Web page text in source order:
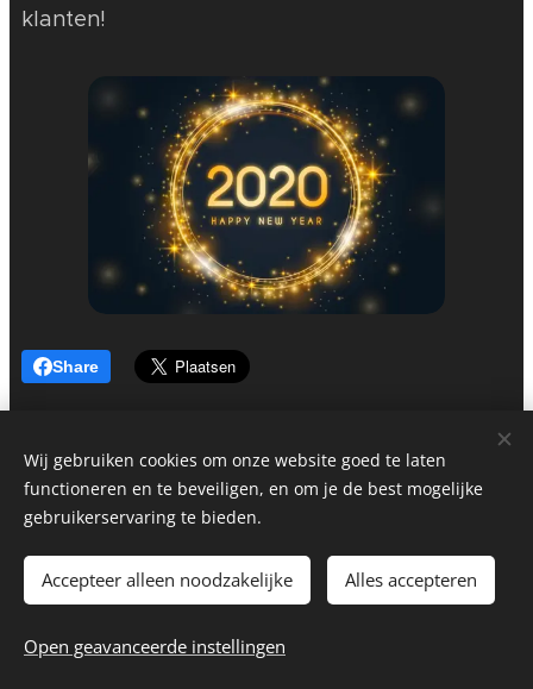
klanten!
Share
© 2026 Bakkerij Vandenbeck bv
Wij gebruiken cookies om onze website goed te laten
functioneren en te beveiligen, en om je de best mogelijke
gebruikerservaring te bieden.
Accepteer alleen noodzakelijke Alles accepteren
Open geavanceerde instellingen